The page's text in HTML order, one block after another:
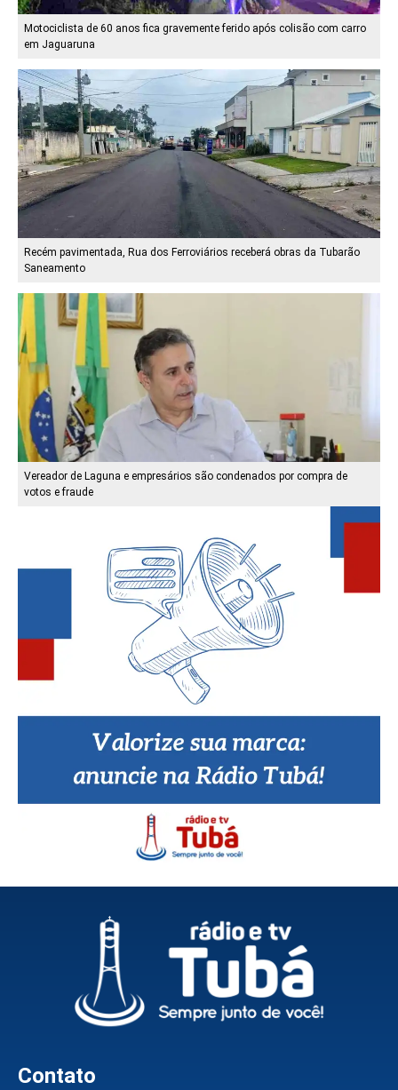
Motociclista de 60 anos fica gravemente ferido após colisão com carro
em Jaguaruna
Recém pavimentada, Rua dos Ferroviários receberá obras da Tubarão
Saneamento
Vereador de Laguna e empresários são condenados por compra de
votos e fraude
Contato